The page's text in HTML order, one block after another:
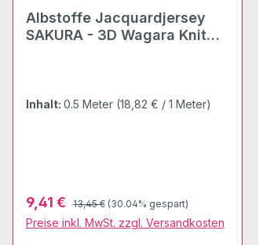
Albstoffe Jacquardjersey
SAKURA - 3D Wagara Knit
Inhalt: 0.5 Meter (18,82 € / 1 Meter)
Verkaufspreis:
9,41 € Regulärer Preis:
13,45 € (30.04% gespart)
Preise inkl. MwSt. zzgl. Versandkosten